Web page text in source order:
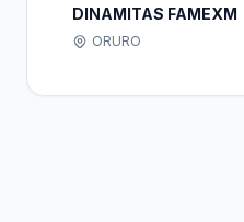
DINAMITAS FAMEXM
ORURO